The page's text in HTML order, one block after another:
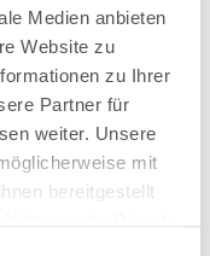
Medien anbieten
Website zu
zu Ihrer
Partner für
weiter. Unsere
mit
bereitgestellt
für Pools bis